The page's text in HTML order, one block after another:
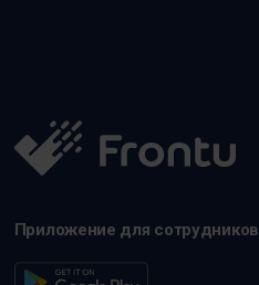
Приложение для сотрудников